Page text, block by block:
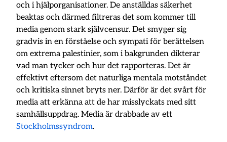
och i hjälporganisationer. De anställdas säkerhet
beaktas och därmed filtreras det som kommer till
media genom stark självcensur. Det smyger sig
gradvis in en förståelse och sympati för berättelsen
om extrema palestinier, som i bakgrunden dikterar
vad man tycker och hur det rapporteras. Det är
effektivt eftersom det naturliga mentala motståndet
och kritiska sinnet bryts ner. Därför är det svårt för
media att erkänna att de har misslyckats med sitt
samhällsuppdrag. Media är drabbade av ett
Stockholmssyndrom.